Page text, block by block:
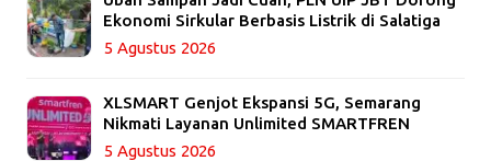
Ekonomi Sirkular Berbasis Listrik di Salatiga
5 Agustus 2026
XLSMART Genjot Ekspansi 5G, Semarang
Nikmati Layanan Unlimited SMARTFREN
5 Agustus 2026